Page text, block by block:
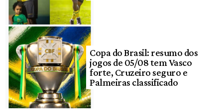
Copa do Brasil: resumo dos
jogos de 05/08 tem Vasco
forte, Cruzeiro seguro e
Palmeiras classificado